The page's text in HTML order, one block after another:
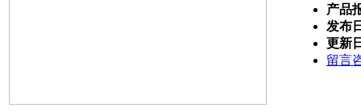
产品
发布
更新
留言